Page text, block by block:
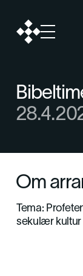
Om
Tema:
sekulær kultur